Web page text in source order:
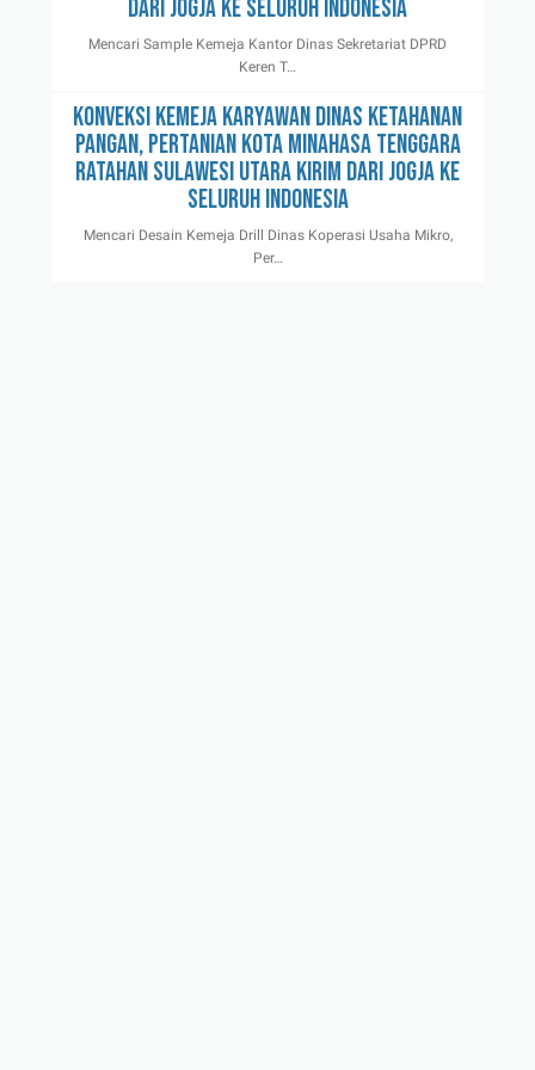
Dari Jogja Ke Seluruh Indonesia
Mencari Sample Kemeja Kantor Dinas Sekretariat DPRD
Keren T…
Konveksi Kemeja Karyawan Dinas Ketahanan
Pangan, Pertanian Kota Minahasa Tenggara
Ratahan Sulawesi Utara Kirim Dari Jogja Ke
Seluruh Indonesia
Mencari Desain Kemeja Drill Dinas Koperasi Usaha Mikro,
Per…